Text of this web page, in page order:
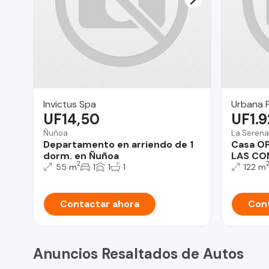
Invictus Spa
Ñuñoa
Departamento en arriendo de 1
dorm. en Ñuñoa
UF14,50
55 m2 1 1 1
Contactar ahora
Urbana
La Serena
Casa
LAS
122 m2
Anuncios Resaltados de Autos